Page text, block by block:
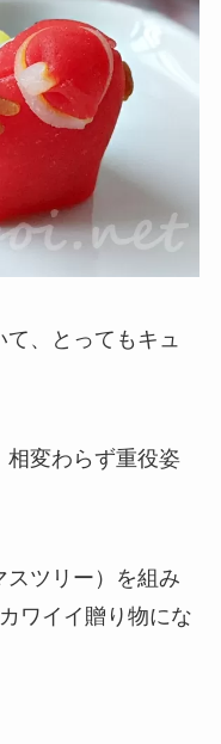
、とってもキュ
相変わらず重役姿
スツリー）を組み
ワイイ贈り物にな